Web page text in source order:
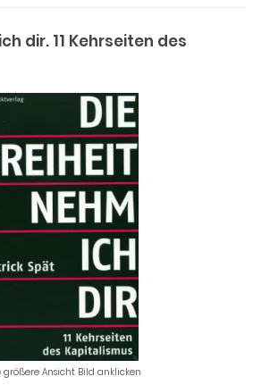
dir. 11 Kehrseiten des
größere Ansicht Bild anklicken